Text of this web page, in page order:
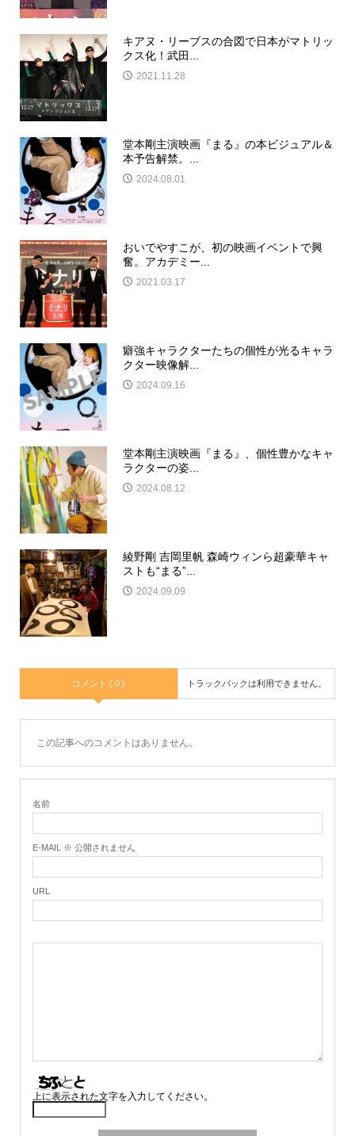
キアヌ・リーブスの合図で日本がマトリッ
クス化！武田...
2021.11.28
堂本剛主演映画『まる』の本ビジュアル＆
本予告解禁。...
2024.08.01
おいでやすこが、初の映画イベントで興
奮。アカデミー...
2021.03.17
癖強キャラクターたちの個性が光るキャラ
クター映像解...
2024.09.16
堂本剛主演映画『まる』、個性豊かなキャ
ラクターの姿...
2024.08.12
綾野剛 吉岡里帆 森崎ウィンら超豪華キャ
ストも“まる”...
2024.09.09
コメント ( 0 ) トラックバックは利用できません。
この記事へのコメントはありません。
名前
E-MAIL ※ 公開されません
URL
上に表示された文字を入力してください。